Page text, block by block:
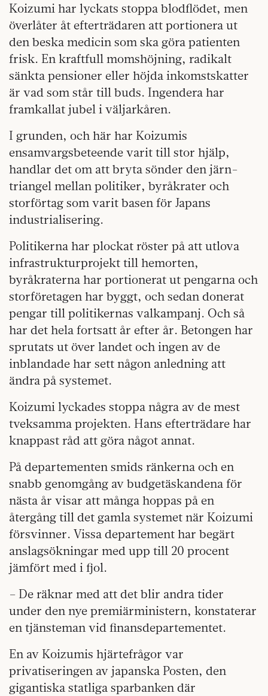
Koizumi har lyckats stoppa blodflödet, men
överlåter åt efterträdaren att portionera ut
den beska medicin som ska göra patienten
frisk. En kraftfull momshöjning, radikalt
sänkta pensioner eller höjda inkomstskatter
är vad som står till buds. Ingendera har
framkallat jubel i väljarkåren.
I grunden, och här har Koizumis
ensamvargsbeteende varit till stor hjälp,
handlar det om att bryta sönder den järn­
triangel mellan politiker, byråkrater och
storförtag som varit basen för Japans
industrialisering.
Politikerna har plockat röster på att utlova
infrastrukturprojekt till hemorten,
byråkraterna har portionerat ut pengarna och
storföretagen har byggt, och sedan donerat
pengar till politikernas valkampanj. Och så
har det hela fortsatt år efter år. Betongen har
sprutats ut över landet och ingen av de
inblandade har sett någon anledning att
ändra på systemet.
Koizumi lyckades stoppa några av de mest
tveksamma projekten. Hans efterträdare har
knappast råd att göra något annat.
På departementen smids ränkerna och en
snabb genomgång av budgetäskandena för
nästa år visar att många hoppas på en
återgång till det gamla systemet när Koizumi
försvinner. Vissa departement har begärt
anslagsökningar med upp till 20 procent
jämfört med i fjol.
– De räknar med att det blir andra tider
under den nye premiärministern, konstaterar
en tjänsteman vid finansdepartementet.
En av Koizumis hjärtefrågor var
privatiseringen av japanska Posten, den
gigantiska statliga sparbanken där